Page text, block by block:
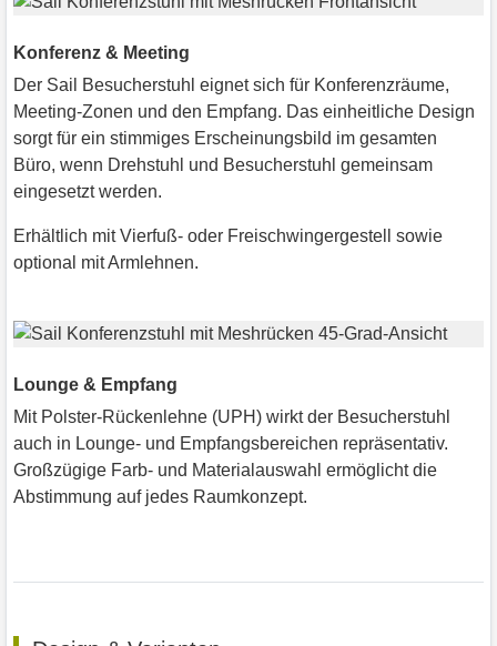
Konferenz & Meeting
Der Sail Besucherstuhl eignet sich für Konferenzräume,
Meeting-Zonen und den Empfang. Das einheitliche Design
sorgt für ein stimmiges Erscheinungsbild im gesamten
Büro, wenn Drehstuhl und Besucherstuhl gemeinsam
eingesetzt werden.
Erhältlich mit Vierfuß- oder Freischwingergestell sowie
optional mit Armlehnen.
Lounge & Empfang
Mit Polster-Rückenlehne (UPH) wirkt der Besucherstuhl
auch in Lounge- und Empfangsbereichen repräsentativ.
Großzügige Farb- und Materialauswahl ermöglicht die
Abstimmung auf jedes Raumkonzept.